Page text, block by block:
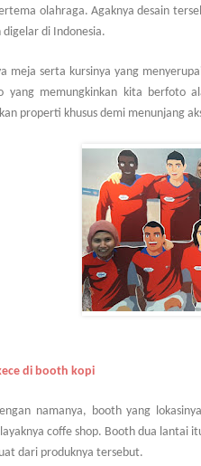
olahraga. Agaknya desain
digelar di Indonesia.
meja serta kursinya yang
yang memungkinkan kita berfoto
properti khusus demi menunjang
di booth kopi
namanya, booth yang
coffe shop. Booth dua lantai
dari produknya tersebut.